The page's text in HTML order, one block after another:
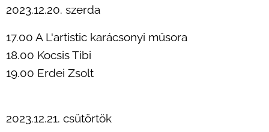
2023.12.20. szerda
17.00 A L'artistic karácsonyi műsora
18.00 Kocsis Tibi
19.00 Erdei Zsolt
2023.12.21. csütörtök